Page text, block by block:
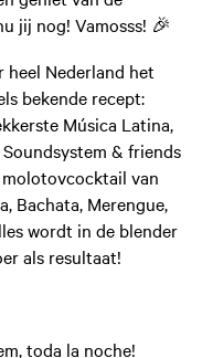
jij nog! Vamosss! 🎉
heel Nederland het
bekende recept:
Música Latina,
& friends
van
Bachata, Merengue,
wordt in de blender
als resultaat!
toda la noche!